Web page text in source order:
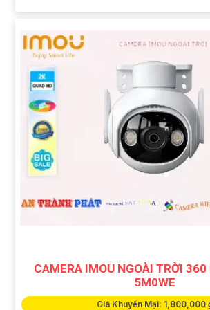
CAMERA IMOU NGOÀI TRỜI
5M0WE
Giá Khuyến Mại: 1,800,000